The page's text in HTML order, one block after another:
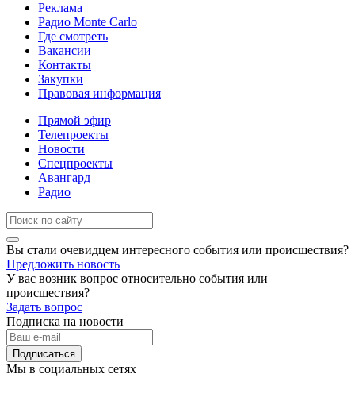
Реклама
Радио Monte Carlo
Где смотреть
Вакансии
Контакты
Закупки
Правовая информация
Прямой эфир
Телепроекты
Новости
Спецпроекты
Авангард
Радио
Вы стали очевидцем интересного события или происшествия?
Предложить новость
У вас возник вопрос относительно события или
происшествия?
Задать вопрос
Подписка на новости
Подписаться
Мы в социальных сетях